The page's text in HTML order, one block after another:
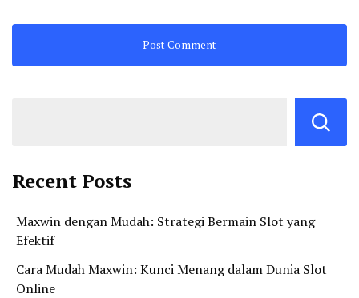
Recent Posts
Maxwin dengan Mudah: Strategi Bermain Slot yang
Efektif
Cara Mudah Maxwin: Kunci Menang dalam Dunia Slot
Online